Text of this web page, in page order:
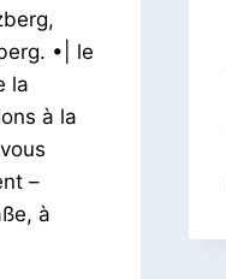
•| le
la
à la
–
à